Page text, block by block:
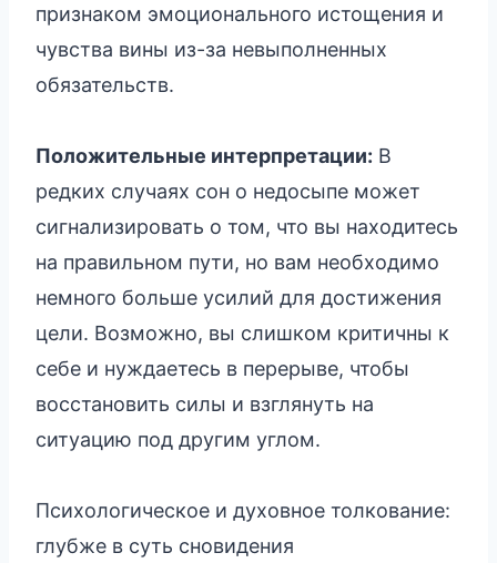
признаком эмоционального истощения и
чувства вины из-за невыполненных
обязательств.
Положительные интерпретации: В
редких случаях сон о недосыпе может
сигнализировать о том, что вы находитесь
на правильном пути, но вам необходимо
немного больше усилий для достижения
цели. Возможно, вы слишком критичны к
себе и нуждаетесь в перерыве, чтобы
восстановить силы и взглянуть на
ситуацию под другим углом.
Психологическое и духовное толкование:
глубже в суть сновидения